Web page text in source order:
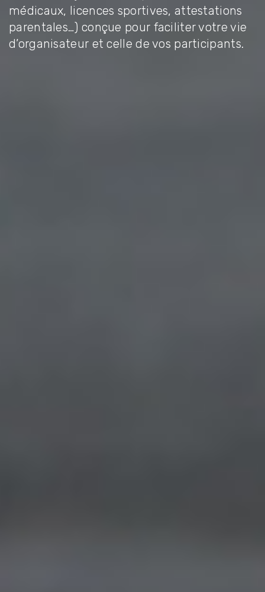
médicaux, licences sportives, attestations
parentales…) conçue pour faciliter votre vie
d’organisateur et celle de vos participants.